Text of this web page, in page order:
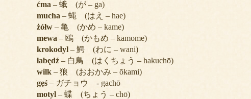
ćma – 蛾 (が – ga)
mucha – 蝿 (はえ – hae)
żółw – 亀 (かめ – kame)
mewa – 鴎 (かもめ – kamome)
krokodyl – 鰐 (わに – wani)
łabędź – 白鳥 (はくちょう – hakuchō)
wilk – 狼 (おおかみ – ōkami)
gęś – ガチョウ - gachō
motyl – 蝶 (ちょう – chō)